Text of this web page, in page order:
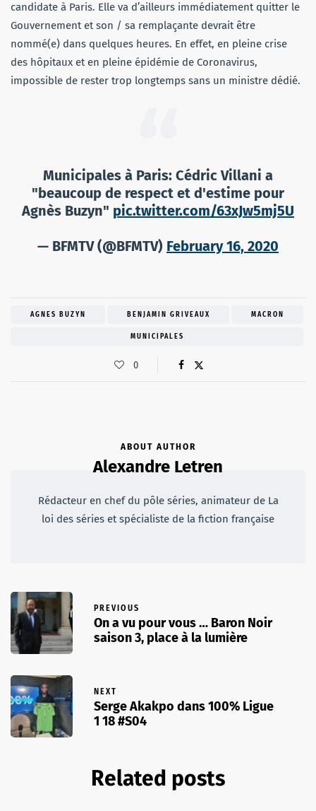
candidate à Paris. Elle va d’ailleurs immédiatement quitter le
Gouvernement et son / sa remplaçante devrait être
nommé(e) dans quelques heures. En effet, en pleine crise
des hôpitaux et en pleine épidémie de Coronavirus,
impossible de rester trop longtemps sans un ministre dédié.
Municipales à Paris: Cédric Villani a
"beaucoup de respect et d'estime pour
Agnès Buzyn" pic.twitter.com/63xJw5mj5U
— BFMTV (@BFMTV) February 16, 2020
AGNES BUZYN BENJAMIN GRIVEAUX MACRON
MUNICIPALES
0
ABOUT AUTHOR
Alexandre Letren
Rédacteur en chef du pôle séries, animateur de La
loi des séries et spécialiste de la fiction française
PREVIOUS
On a vu pour vous … Baron Noir
saison 3, place à la lumière
NEXT
Serge Akakpo dans 100% Ligue
1 18 #S04
Related posts